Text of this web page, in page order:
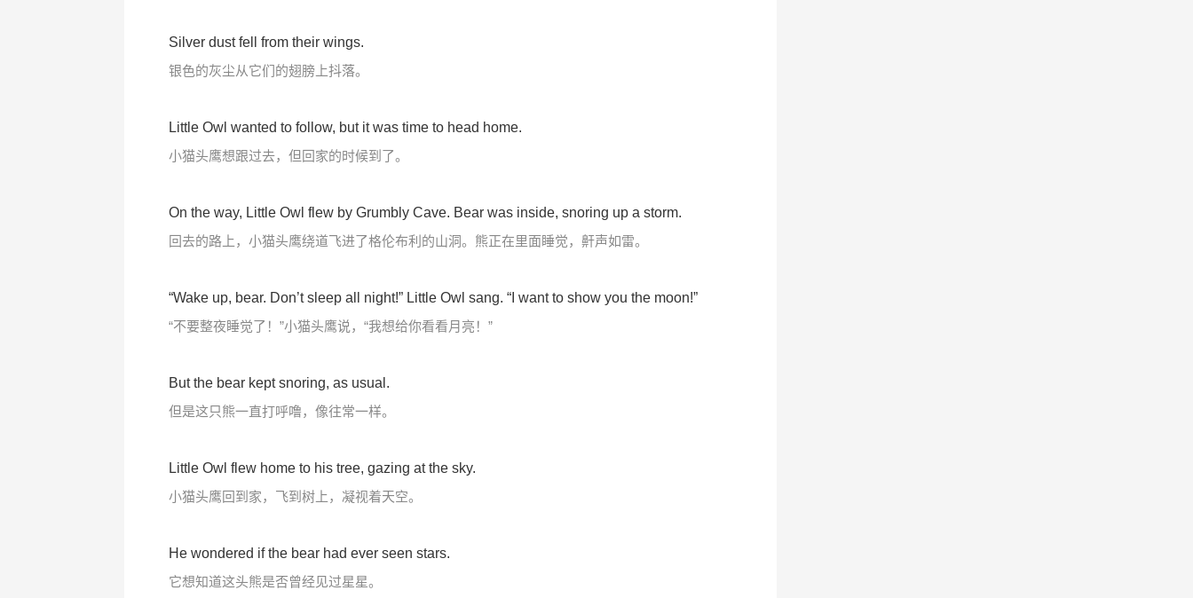
Silver dust fell from their wings.
银色的灰尘从它们的翅膀上抖落。
Little Owl wanted to follow, but it was time to head home.
小猫头鹰想跟过去，但回家的时候到了。
On the way, Little Owl flew by Grumbly Cave. Bear was inside, snoring up a storm.
回去的路上，小猫头鹰绕道飞进了格伦布利的山洞。熊正在里面睡觉，鼾声如雷。
“Wake up, bear. Don’t sleep all night!” Little Owl sang. “I want to show you the moon!”
“不要整夜睡觉了！”小猫头鹰说，“我想给你看看月亮！”
But the bear kept snoring, as usual.
但是这只熊一直打呼噜，像往常一样。
Little Owl flew home to his tree, gazing at the sky.
小猫头鹰回到家，飞到树上，凝视着天空。
He wondered if the bear had ever seen stars.
它想知道这头熊是否曾经见过星星。